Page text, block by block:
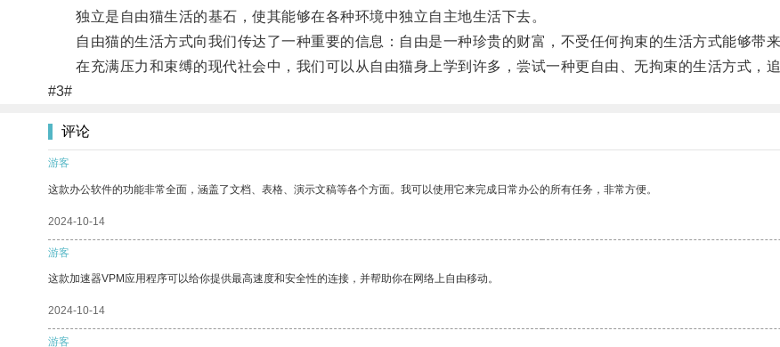
独立是自由猫生活的基石，使其能够在各种环境中独立自主地生活下去。
自由猫的生活方式向我们传达了一种重要的信息：自由是一种珍贵的财富，不受任何拘束的生活方式能够带来
在充满压力和束缚的现代社会中，我们可以从自由猫身上学到许多，尝试一种更自由、无拘束的生活方式，追
#3#
评论
游客
这款办公软件的功能非常全面，涵盖了文档、表格、演示文稿等各个方面。我可以使用它来完成日常办公的所有任务，非常方便。
2024-10-14
游客
这款加速器VPM应用程序可以给你提供最高速度和安全性的连接，并帮助你在网络上自由移动。
2024-10-14
游客